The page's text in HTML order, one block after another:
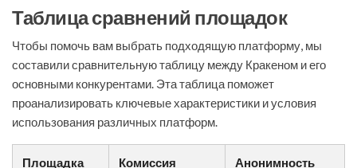
Таблица сравнений площадок
Чтобы помочь вам выбрать подходящую платформу, мы
составили сравнительную таблицу между Кракеном и его
основными конкурентами. Эта таблица поможет
проанализировать ключевые характеристики и условия
использования различных платформ.
Площадка Комиссия Анонимность